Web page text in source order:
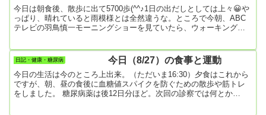
今日は朝食後、散歩に出て5700歩(^^♪1日の出だしとしては上々😀や
っぱり、晴れていると雨模様とは全然違うな。ところで今朝、ABC
テレビの羽鳥慎一モーニングショーを見ていたら、ウォーキング
は一応、目標値8000歩に設定しているんですけど、できることなら1
万歩を目指しています。目標を低めの8000歩にしておくと、達成し
たときハナマルマークが付くのでそれがいいんです。散歩は癌に...
日記・健康・糖尿病 今日（8/27）の食事と運動
今日の生活は今のところ上出来。（ただいま16:30）夕食はこれから
ですが、朝、昼の食後に血糖値スパイクを防ぐための散歩や筋トレ
をしました。 糖尿病薬は後12日分ほど。次回の診察では何とか